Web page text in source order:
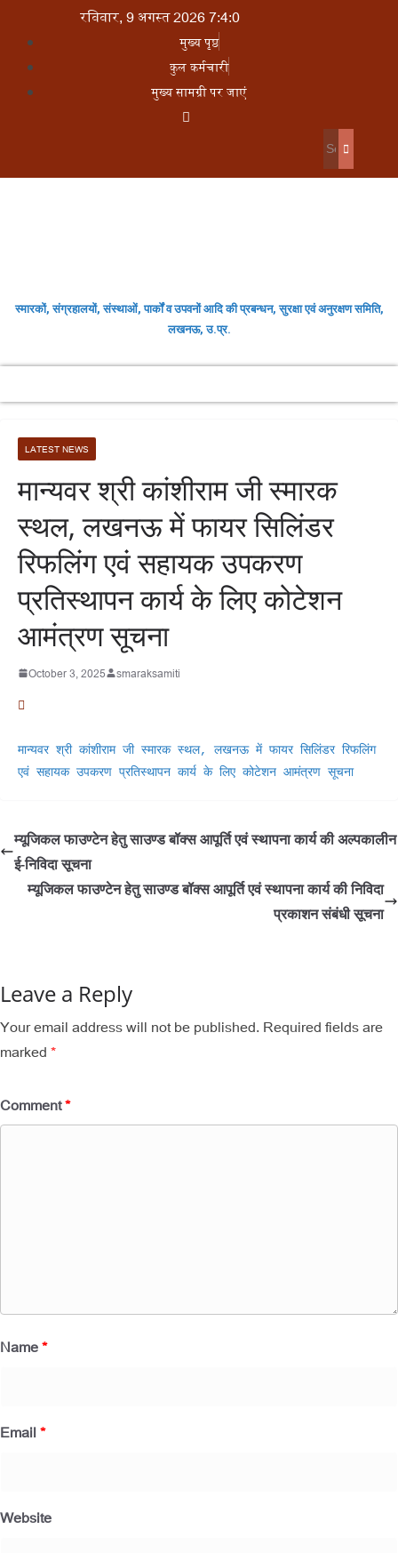
रविवार, 9 अगस्त 2026 7:4:0
मुख्य पृष्ठ
कुल कर्मचारी
मुख्य सामग्री पर जाएं
स्मारकों, संग्रहालयों, संस्थाओं, पार्कों व उपवनों आदि की प्रबन्धन, सुरक्षा एवं अनुरक्षण समिति,
लखनऊ, उ.प्र.
LATEST NEWS
मान्यवर श्री कांशीराम जी स्मारक
स्थल, लखनऊ में फायर सिलिंडर
रिफलिंग एवं सहायक उपकरण
प्रतिस्थापन कार्य के लिए कोटेशन
आमंत्रण सूचना
October 3, 2025 smaraksamiti
मान्यवर श्री कांशीराम जी स्मारक स्थल, लखनऊ में फायर सिलिंडर रिफलिंग
एवं सहायक उपकरण प्रतिस्थापन कार्य के लिए कोटेशन आमंत्रण सूचना
म्यूजिकल फाउण्टेन हेतु साउण्ड बॉक्स आपूर्ति एवं स्थापना कार्य की अल्पकालीन
ई-निविदा सूचना
म्यूजिकल फाउण्टेन हेतु साउण्ड बॉक्स आपूर्ति एवं स्थापना कार्य की निविदा
प्रकाशन संबंधी सूचना
Leave a Reply
Your email address will not be published. Required fields are
marked *
Comment*
Name*
Email*
Website